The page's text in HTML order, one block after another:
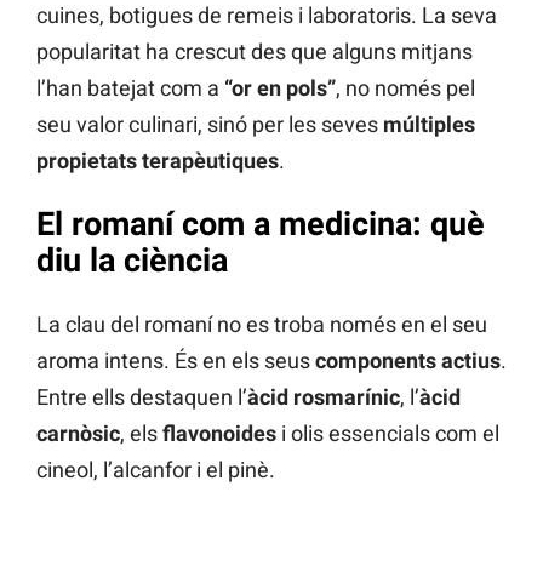
cuines, botigues de remeis i laboratoris. La seva
popularitat ha crescut des que alguns mitjans
l’han batejat com a “or en pols”, no només pel
seu valor culinari, sinó per les seves múltiples
propietats terapèutiques.
El romaní com a medicina: què
diu la ciència
La clau del romaní no es troba només en el seu
aroma intens. És en els seuscomponents actius.
Entre ells destaquen l’àcid rosmarínic, l’àcid
carnòsic, elsflavonoides i olis essencials com el
cineol, l’alcanfor i el pinè.